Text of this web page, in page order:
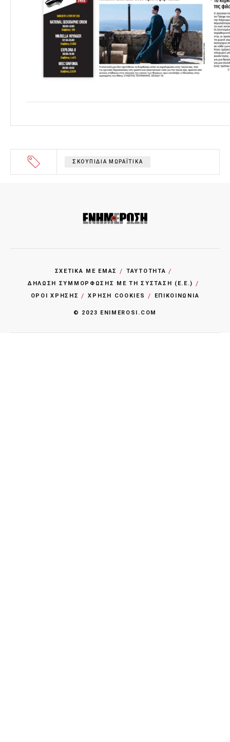
ΣΚΟΥΠΙΔΙΑ ΜΩΡΑΪΤΙΚΑ
ΣΧΕΤΙΚΑ ΜΕ ΕΜΑΣ
ΤΑΥΤΟΤΗΤΑ
ΔΗΛΩΣΗ ΣΥΜΜΟΡΦΩΣΗΣ ΜΕ ΤΗ ΣΥΣΤΑΣΗ (Ε.Ε.)
ΌΡΟΙ ΧΡΗΣΗΣ
ΧΡΗΣΗ COOKIES ΕΠΙΚΟΙΝΩΝΙΑ
© 2023 ENIMEROSI.COM